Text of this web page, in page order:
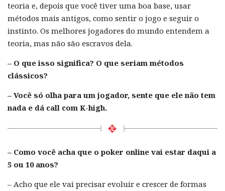
teoria e, depois que você tiver uma boa base, usar
métodos mais antigos, como sentir o jogo e seguir o
instinto. Os melhores jogadores do mundo entendem a
teoria, mas não são escravos dela.
– O que isso significa? O que seriam métodos
clássicos?
– Você só olha para um jogador, sente que ele não tem
nada e dá call com K-high.
– Como você acha que o poker online vai estar daqui a
5 ou 10 anos?
– Acho que ele vai precisar evoluir e crescer de formas